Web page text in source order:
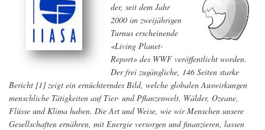
der, seit dem Jahr
2000 im zweijährigen
Turnus erscheinende
«Living Planet-
Report» des WWF veröffentlicht worden.
Der frei zugängliche, 146 Seiten starke
Bericht [1] zeigt ein ernüchterndes Bild, welche globalen Auswirkungen
menschliche Tätigkeiten auf Tier- und Pflanzenwelt, Wälder, Ozeane,
Flüsse und Klima haben. Die Art und Weise, wie wir Menschen unsere
Gesellschaften ernähren, mit Energie versorgen und finanzieren, lassen